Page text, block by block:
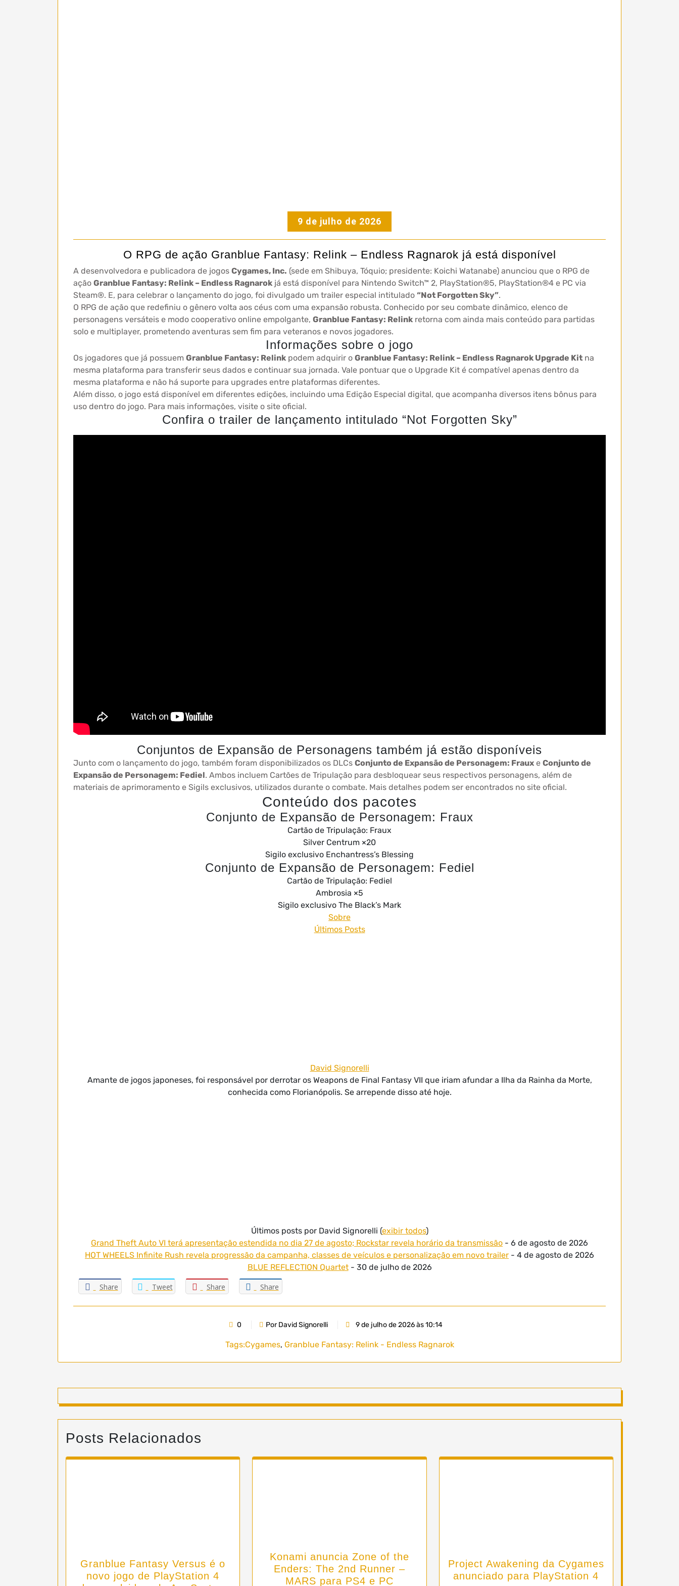
9 de julho de 2026
O RPG de ação Granblue Fantasy: Relink – Endless Ragnarok já está disponível
A desenvolvedora e publicadora de jogos Cygames, Inc. (sede em Shibuya, Tóquio; presidente: Koichi Watanabe) anunciou que o RPG de
ação Granblue Fantasy: Relink – Endless Ragnarok já está disponível para Nintendo Switch™ 2, PlayStation®5, PlayStation®4 e PC via
Steam®. E, para celebrar o lançamento do jogo, foi divulgado um trailer especial intitulado “Not Forgotten Sky”.
O RPG de ação que redefiniu o gênero volta aos céus com uma expansão robusta. Conhecido por seu combate dinâmico, elenco de
personagens versáteis e modo cooperativo online empolgante, Granblue Fantasy: Relink retorna com ainda mais conteúdo para partidas
solo e multiplayer, prometendo aventuras sem fim para veteranos e novos jogadores.
Informações sobre o jogo
Os jogadores que já possuem Granblue Fantasy: Relink podem adquirir o Granblue Fantasy: Relink – Endless Ragnarok Upgrade Kit na
mesma plataforma para transferir seus dados e continuar sua jornada. Vale pontuar que o Upgrade Kit é compatível apenas dentro da
mesma plataforma e não há suporte para upgrades entre plataformas diferentes.
Além disso, o jogo está disponível em diferentes edições, incluindo uma Edição Especial digital, que acompanha diversos itens bônus para
uso dentro do jogo. Para mais informações, visite o site oficial.
Confira o trailer de lançamento intitulado “Not Forgotten Sky”
Conjuntos de Expansão de Personagens também já estão disponíveis
Junto com o lançamento do jogo, também foram disponibilizados os DLCs Conjunto de Expansão de Personagem: Fraux e Conjunto de
Expansão de Personagem: Fediel. Ambos incluem Cartões de Tripulação para desbloquear seus respectivos personagens, além de
materiais de aprimoramento e Sigils exclusivos, utilizados durante o combate. Mais detalhes podem ser encontrados no site oficial.
Conteúdo dos pacotes
Conjunto de Expansão de Personagem: Fraux
Cartão de Tripulação: Fraux
Silver Centrum ×20
Sigilo exclusivo Enchantress’s Blessing
Conjunto de Expansão de Personagem: Fediel
Cartão de Tripulação: Fediel
Ambrosia ×5
Sigilo exclusivo The Black’s Mark
Sobre
Últimos Posts
David Signorelli
Amante de jogos japoneses, foi responsável por derrotar os Weapons de Final Fantasy VII que iriam afundar a Ilha da Rainha da Morte,
conhecida como Florianópolis. Se arrepende disso até hoje.
Últimos posts por David Signorelli (exibir todos)
Grand Theft Auto VI terá apresentação estendida no dia 27 de agosto; Rockstar revela horário da transmissão - 6 de agosto de 2026
HOT WHEELS Infinite Rush revela progressão da campanha, classes de veículos e personalização em novo trailer - 4 de agosto de 2026
BLUE REFLECTION Quartet- 30 de julho de 2026
Share Tweet Share Share
0 Por David Signorelli 9 de julho de 2026 às 10:14
Tags:Cygames, Granblue Fantasy: Relink - Endless Ragnarok
Posts Relacionados
Granblue Fantasy Versus é o
novo jogo de PlayStation 4
Konami anuncia Zone of the
Enders: The 2nd Runner –
MARS para PS4 e PC
Project Awakening da Cygames
anunciado para PlayStation 4